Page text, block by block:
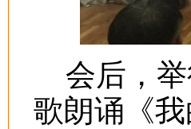
会后，举
歌朗诵《